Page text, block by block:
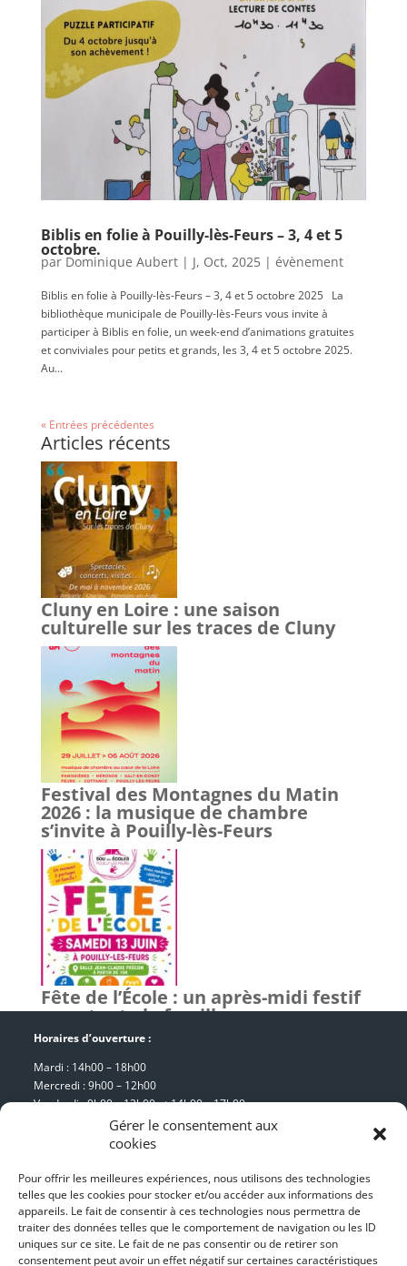
Gérer le consentement aux
cookies
Pour offrir les meilleures expériences, nous utilisons des technologies
telles que les cookies pour stocker et/ou accéder aux informations des
appareils. Le fait de consentir à ces technologies nous permettra de
traiter des données telles que le comportement de navigation ou les ID
uniques sur ce site. Le fait de ne pas consentir ou de retirer son
consentement peut avoir un effet négatif sur certaines caractéristiques
Biblis en folie à Pouilly-lès-Feurs – 3, 4 et 5
octobre.
par Dominique Aubert| J, Oct, 2025| évènement
Biblis en folie à Pouilly-lès-Feurs – 3, 4 et 5 octobre 2025 La
bibliothèque municipale de Pouilly-lès-Feurs vous invite à
participer à Biblis en folie, un week-end d’animations gratuites
et conviviales pour petits et grands, les 3, 4 et 5 octobre 2025.
Au...
« Entrées précédentes
Articles récents
Cluny en Loire : une saison
culturelle sur les traces de Cluny
Festival des Montagnes du Matin
2026 : la musique de chambre
s’invite à Pouilly-lès-Feurs
Fête de l’École : un après-midi festif
pour toute la famille
Horaires d’ouverture :
Mardi : 14h00 – 18h00
Mercredi : 9h00 – 12h00
Vendredi : 9h00 – 12h00 et 14h00 – 17h00
Samedi : 9h00 – 12h00
Mairie de Pouilly-lès-Feurs
8, place de la Mairie
42 110 Pouilly-lès-Feurs